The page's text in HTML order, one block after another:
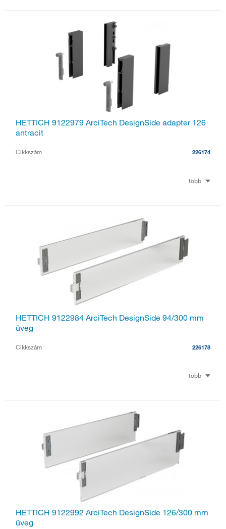
HETTICH 9122979 ArciTech DesignSide adapter 126
antracit
Cikkszám 226174
több
HETTICH 9122984 ArciTech DesignSide 94/300 mm
üveg
Cikkszám 226178
több
HETTICH 9122992 ArciTech DesignSide 126/300 mm
üveg